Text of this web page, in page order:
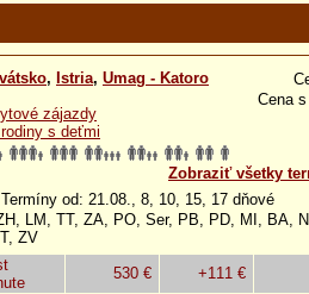
Cena
, Istria, Umag - Katoro
zájazdy
rodiny s deťmi
Zobraziť všetky
Termíny od: 21.08., 8, 10, 15, 17 dňové
LM, TT, ZA, PO, Ser, PB, PD, MI, BA,
ZV
530 € +111 €